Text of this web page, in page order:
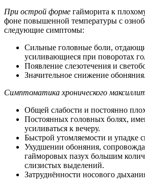
При острой форме гайморита к
фоне повышенной температуры с
следующие симптомы:
Сильные головные боли,
усиливающиеся при поворотах
Появление слезотечения и
Значительное снижение обоняния.
Симптоматика хронического
Общей слабости и постоянно
Постоянных головных болях,
усиливаться к вечеру.
Быстрой утомляемости и упадке
Ухудшении обоняния,
гайморовых пазух большим
слизистых выделений.
Затруднённости носового